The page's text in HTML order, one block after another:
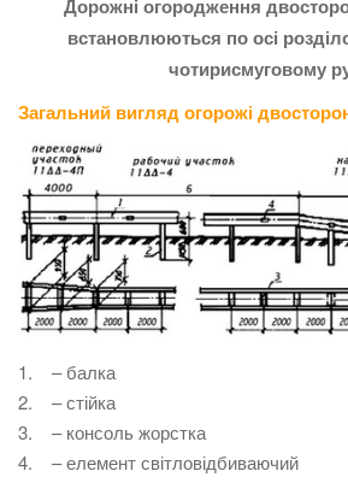
Дорожні огородження
встановлюються по осі
чотирисмуговому
Загальний вигляд огорожі
1. – балка
2. – стійка
3. – консоль жорстка
4. – елемент світловідбиваючий